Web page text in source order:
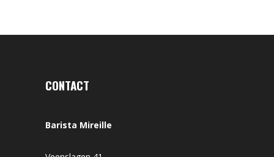
CONTACT
Barista Mireille